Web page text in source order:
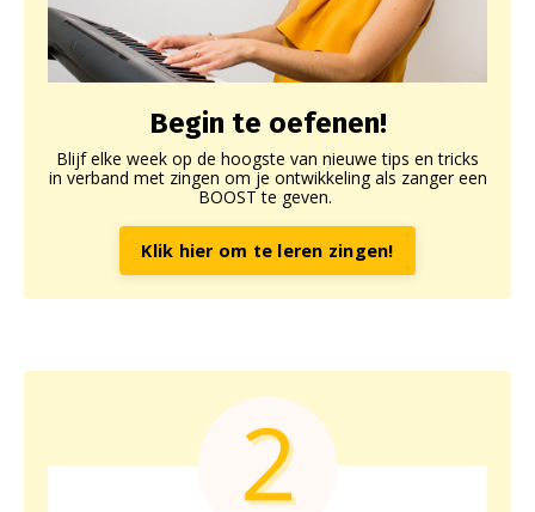
Begin te oefenen!
Blijf elke week op de hoogste van nieuwe tips en tricks
in verband met zingen om je ontwikkeling als zanger een
BOOST te geven.
Klik hier om te leren zingen!